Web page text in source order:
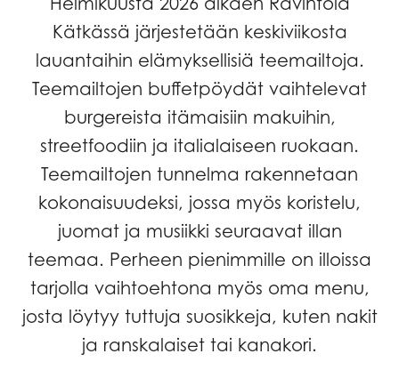
Kätkässä järjestetään keskiviikosta
lauantaihin elämyksellisiä teemailtoja.
Teemailtojen buffetpöydät vaihtelevat
burgereista itämaisiin makuihin,
streetfoodiin ja italialaiseen ruokaan.
Teemailtojen tunnelma rakennetaan
kokonaisuudeksi, jossa myös koristelu,
juomat ja musiikki seuraavat illan
teemaa. Perheen pienimmille on illoissa
tarjolla vaihtoehtona myös oma menu,
josta löytyy tuttuja suosikkeja, kuten nakit
ja ranskalaiset tai kanakori.